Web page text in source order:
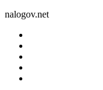
nalogov.net